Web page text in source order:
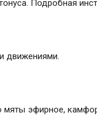
Подробная
движениями.
эфирное,